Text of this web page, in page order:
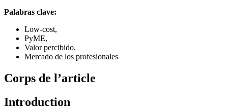
Palabras clave:
Low-cost,
PyME,
Valor percibido,
Mercado de los profesionales
Corps de l’article
Introduction